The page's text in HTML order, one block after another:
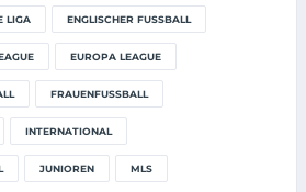
LIGA ENGLISCHER FUSSBALL
EUROPA LEAGUE
FRAUENFUSSBALL
INTERNATIONAL
JUNIOREN MLS